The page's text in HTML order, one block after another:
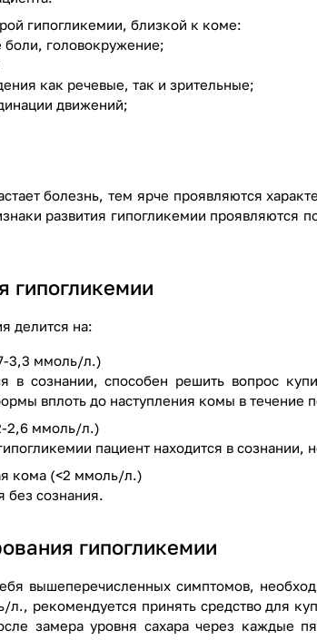
гипогликемии, близкой к коме:
боли, головокружение;
как речевые, так и зрительные;
движений;
болезнь, тем ярче проявляются
развития гипогликемии проявляются
гипогликемии
делится на:
3,3 ммоль/л.)
в сознании, способен решить вопрос
вплоть до наступления комы в течение
2,6 ммоль/л.)
пациент находится в
кома (<2 ммоль/л.)
без сознания.
гипогликемии
вышеперечисленных симптомов,
рекомендуется принять средство для
замера уровня сахара через каждые